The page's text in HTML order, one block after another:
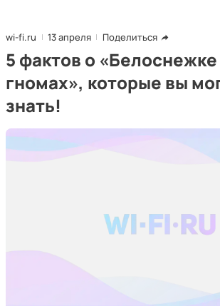
wi-fi.ru 13 апреля Поделиться
5 фактов о
гномах», которые вы
знать!